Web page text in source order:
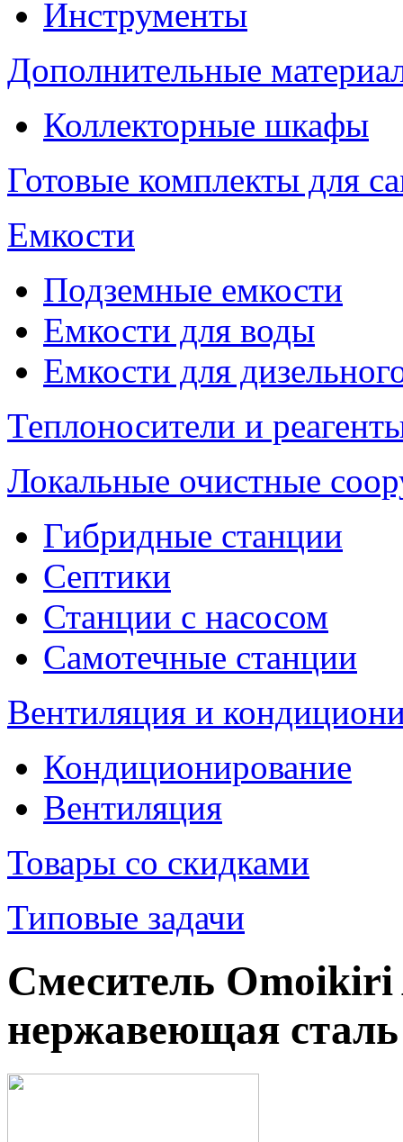
Инструменты
Дополнительные
Коллекторные шкафы
Готовые комплекты для
Емкости
Подземные емкости
Емкости для воды
Емкости для
Теплоносители и
Локальные очистные
Гибридные станции
Септики
Станции с насосом
Самотечные станции
Вентиляция и
Кондиционирование
Вентиляция
Товары со скидками
Типовые задачи
Смеситель
нержавеющая сталь